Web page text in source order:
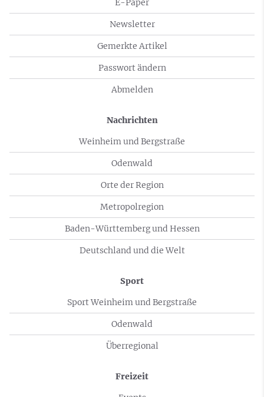
E-Paper
Newsletter
Gemerkte Artikel
Passwort ändern
Abmelden
Nachrichten
Weinheim und Bergstraße
Odenwald
Orte der Region
Metropolregion
Baden-Württemberg und Hessen
Deutschland und die Welt
Sport
Sport Weinheim und Bergstraße
Odenwald
Überregional
Freizeit